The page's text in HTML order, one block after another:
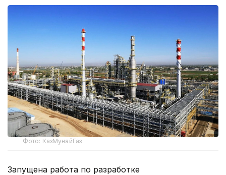
Фото: КазМунайГаз
Запущена работа по разработке